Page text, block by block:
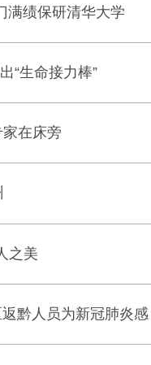
满绩保研清华大学
“生命接力棒”
在床旁
之美
黔人员为新冠肺炎感